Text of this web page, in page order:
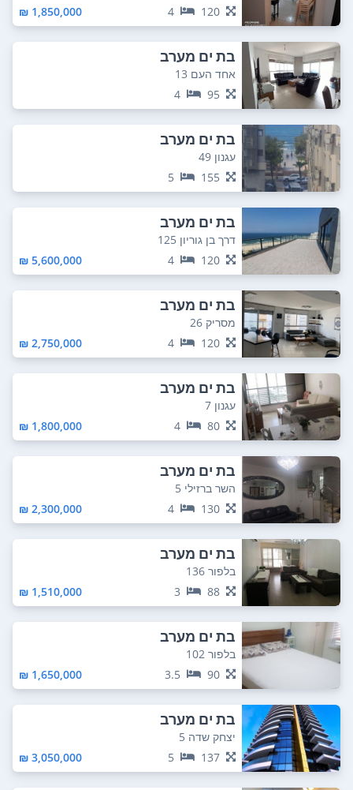
120
4
1,850,000 ₪
בת ים מערב
אחד העם 13
95
4
בת ים מערב
עגנון 49
155
5
בת ים מערב
דרך בן גוריון 125
120
4
5,600,000 ₪
בת ים מערב
מסריק 26
120
4
2,750,000 ₪
בת ים מערב
עגנון 7
80
4
1,800,000 ₪
בת ים מערב
השר ברזילי 5
130
4
2,300,000 ₪
בת ים מערב
בלפור 136
88
3
1,510,000 ₪
בת ים מערב
בלפור 102
90
3.5
1,650,000 ₪
בת ים מערב
יצחק שדה 5
137
5
3,050,000 ₪